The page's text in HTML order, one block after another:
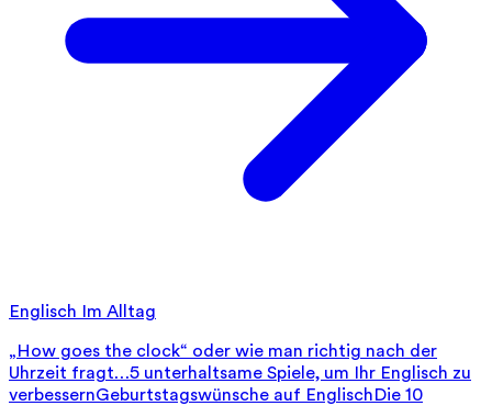
Englisch Im Alltag
„How goes the clock“ oder wie man richtig nach der
Uhrzeit fragt…5 unterhaltsame Spiele, um Ihr Englisch zu
verbessernGeburtstagswünsche auf EnglischDie 10